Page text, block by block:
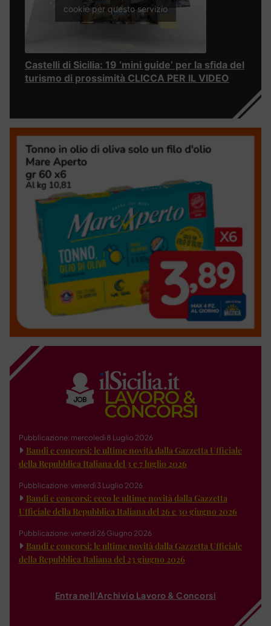
cookie per questo servizio
Castelli di Sicilia: 19 ‘mini guide’ per la sfida del
turismo di prossimità CLICCA PER IL VIDEO
Pubblicazione: mercoledì 8 Luglio 2026
Bandi e concorsi: le ultime novità dalla Gazzetta Ufficiale
della Repubblica Italiana del 3 e 7 luglio 2026
Pubblicazione: venerdì 3 Luglio 2026
Bandi e concorsi: ecco le ultime novità dalla Gazzetta
Ufficiale della Repubblica Italiana del 26 e 30 giugno 2026
Pubblicazione: venerdì 26 Giugno 2026
Bandi e concorsi: le ultime novità dalla Gazzetta Ufficiale
della Repubblica Italiana del 23 giugno 2026
Entra nell'Archivio Lavoro & Concorsi